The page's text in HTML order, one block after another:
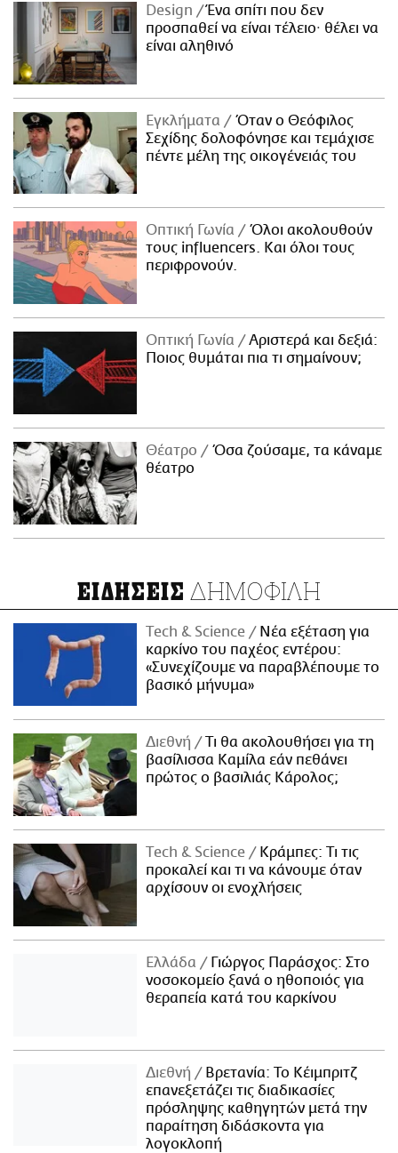
Design
Ένα σπίτι που δεν
προσπαθεί να είναι τέλειο· θέλει να
είναι αληθινό
Εγκλήματα
Όταν ο Θεόφιλος
Σεχίδης δολοφόνησε και τεμάχισε
πέντε μέλη της οικογένειάς του
Οπτική Γωνία
Όλοι ακολουθούν
τους influencers. Και όλοι τους
περιφρονούν.
Οπτική Γωνία
Αριστερά και δεξιά:
Ποιος θυμάται πια τι σημαίνουν;
Θέατρο
Όσα ζούσαμε, τα κάναμε
θέατρο
ΕΙΔΗΣΕΙΣ ΔΗΜΟΦΙΛΗ
Τech & Science
Νέα εξέταση για
καρκίνο του παχέος εντέρου:
«Συνεχίζουμε να παραβλέπουμε το
βασικό μήνυμα»
Διεθνή
Τι θα ακολουθήσει για τη
βασίλισσα Καμίλα εάν πεθάνει
πρώτος ο βασιλιάς Κάρολος;
Τech & Science
Κράμπες: Τι τις
προκαλεί και τι να κάνουμε όταν
αρχίσουν οι ενοχλήσεις
Ελλάδα
Γιώργος Παράσχος: Στο
νοσοκομείο ξανά ο ηθοποιός για
θεραπεία κατά του καρκίνου
Διεθνή
Βρετανία: Το Κέιμπριτζ
επανεξετάζει τις διαδικασίες
πρόσληψης καθηγητών μετά την
παραίτηση διδάσκοντα για
λογοκλοπή